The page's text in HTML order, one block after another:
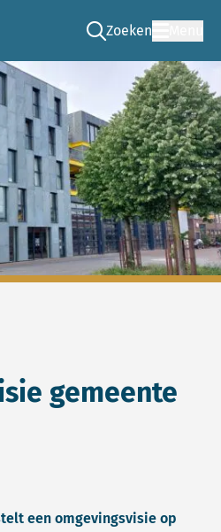
Zoeken
Ga naar de zoek
gemeente
een omgevingsvisie op